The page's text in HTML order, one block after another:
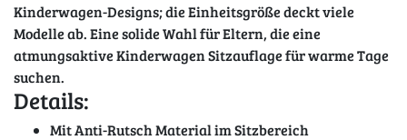
Kinderwagen-Designs; die Einheitsgröße deckt viele
Modelle ab. Eine solide Wahl für Eltern, die eine
atmungsaktive Kinderwagen Sitzauflage für warme Tage
suchen.
Details:
Mit Anti-Rutsch Material im Sitzbereich